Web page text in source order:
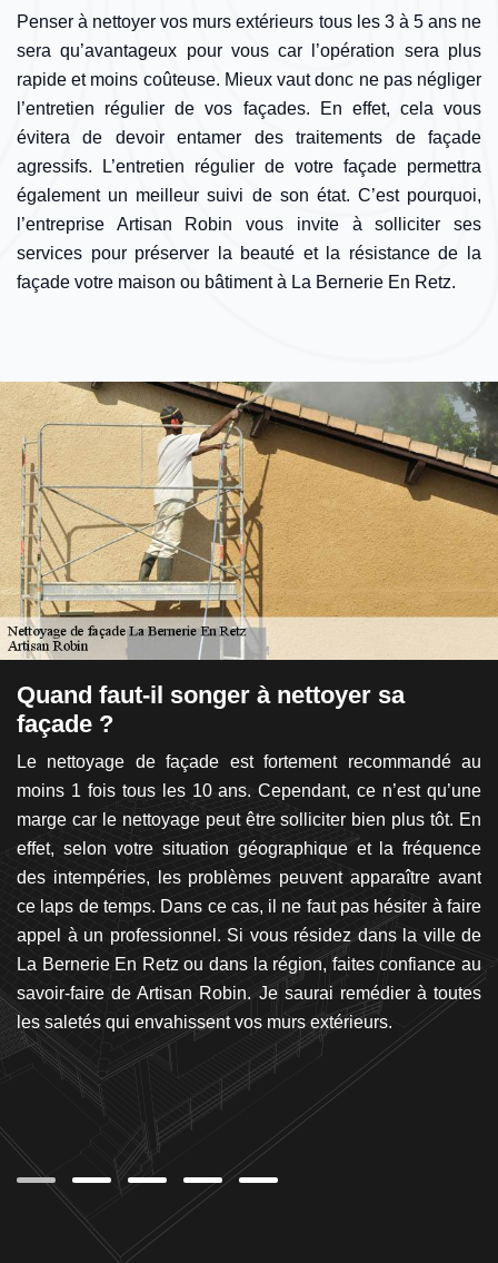
Penser à nettoyer vos murs extérieurs tous les 3 à 5 ans ne
sera qu’avantageux pour vous car l’opération sera plus
rapide et moins coûteuse. Mieux vaut donc ne pas négliger
l’entretien régulier de vos façades. En effet, cela vous
évitera de devoir entamer des traitements de façade
agressifs. L’entretien régulier de votre façade permettra
également un meilleur suivi de son état. C’est pourquoi,
l’entreprise Artisan Robin vous invite à solliciter ses
services pour préserver la beauté et la résistance de la
façade votre maison ou bâtiment à La Bernerie En Retz.
Quand faut-il songer à nettoyer sa
façade ?
Le nettoyage de façade est fortement recommandé au
moins 1 fois tous les 10 ans. Cependant, ce n’est qu’une
marge car le nettoyage peut être solliciter bien plus tôt. En
effet, selon votre situation géographique et la fréquence
des intempéries, les problèmes peuvent apparaître avant
ce laps de temps. Dans ce cas, il ne faut pas hésiter à faire
appel à un professionnel. Si vous résidez dans la ville de
La Bernerie En Retz ou dans la région, faites confiance au
savoir-faire de Artisan Robin. Je saurai remédier à toutes
les saletés qui envahissent vos murs extérieurs.